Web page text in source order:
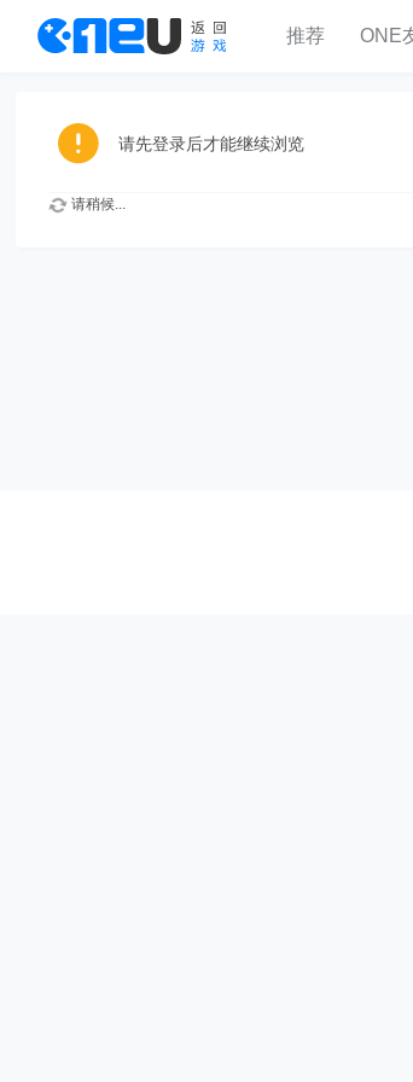
推荐 ONE
请先登录后才能继续浏览
请稍候...